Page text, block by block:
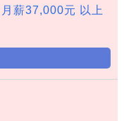
月薪37,000元 以上